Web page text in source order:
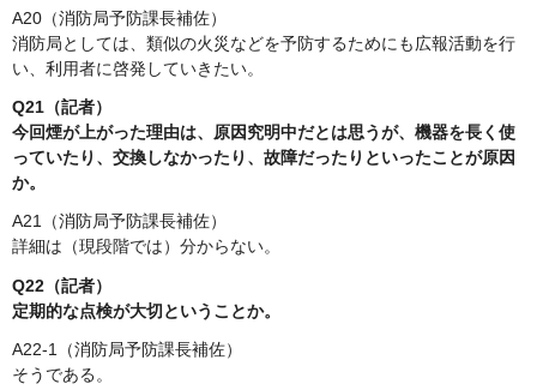
A20（消防局予防課長補佐）
消防局としては、類似の火災などを予防するためにも広報活動を行
い、利用者に啓発していきたい。
Q21（記者）
今回煙が上がった理由は、原因究明中だとは思うが、機器を長く使
っていたり、交換しなかったり、故障だったりといったことが原因
か。
A21（消防局予防課長補佐）
詳細は（現段階では）分からない。
Q22（記者）
定期的な点検が大切ということか。
A22-1（消防局予防課長補佐）
そうである。